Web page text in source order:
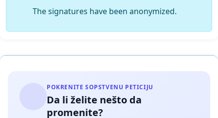
The signatures have been anonymized.
POKRENITE SOPSTVENU PETICIJU
Da li želite nešto da
promenite?